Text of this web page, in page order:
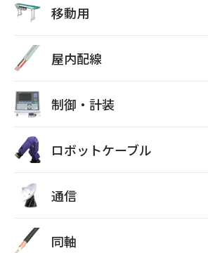
移動用
屋内配線
制御・計装
ロボットケーブル
通信
同軸